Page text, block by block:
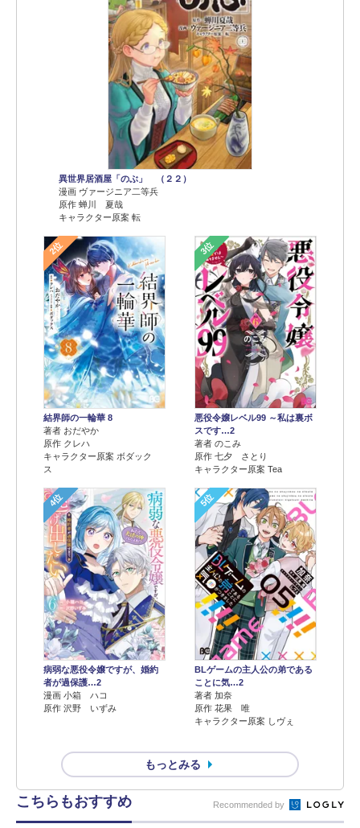
異世界居酒屋「のぶ」 （２２）
漫画 ヴァージニア二等兵
原作 蝉川 夏哉
キャラクター原案 転
2位
結界師の一輪華 8
著者 おだやか
原作 クレハ
キャラクター原案 ボダック
ス
3位
悪役令嬢レベル99 ～私は裏ボ
スです…2
著者 のこみ
原作 七夕 さとり
キャラクター原案 Tea
4位
病弱な悪役令嬢ですが、婚約
者が過保護…2
漫画 小箱 ハコ
原作 沢野 いずみ
5位
BLゲームの主人公の弟である
ことに気…2
著者 加奈
原作 花果 唯
キャラクター原案 しヴぇ
もっとみる
こちらもおすすめ Recommended by